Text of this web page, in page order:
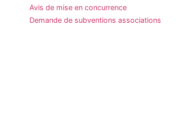
Avis de mise en concurrence
Demande de subventions associations